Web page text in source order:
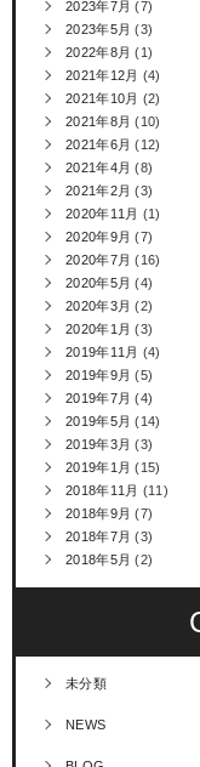
2023年7月 (7)
2023年5月 (3)
2022年8月 (1)
2021年12月 (4)
2021年10月 (2)
2021年8月 (10)
2021年6月 (12)
2021年4月 (8)
2021年2月 (3)
2020年11月 (1)
2020年9月 (7)
2020年7月 (16)
2020年5月 (4)
2020年3月 (2)
2020年1月 (3)
2019年11月 (4)
2019年9月 (5)
2019年7月 (4)
2019年5月 (14)
2019年3月 (3)
2019年1月 (15)
2018年11月 (11)
2018年9月 (7)
2018年7月 (3)
2018年5月 (2)
未分類
NEWS